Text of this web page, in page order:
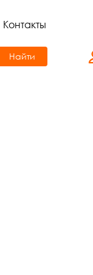
Контакты
Найти